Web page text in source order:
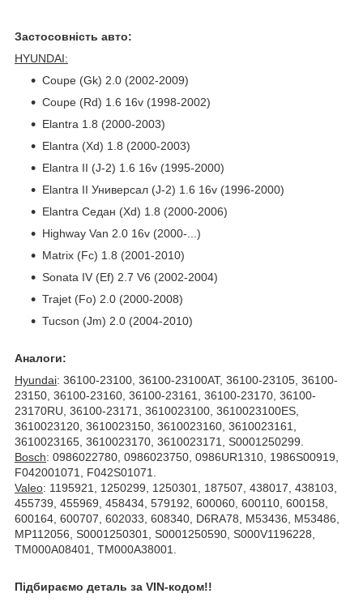
Застосовність авто:
HYUNDAI:
Coupe (Gk) 2.0 (2002-2009)
Coupe (Rd) 1.6 16v (1998-2002)
Elantra 1.8 (2000-2003)
Elantra (Xd) 1.8 (2000-2003)
Elantra II (J-2) 1.6 16v (1995-2000)
Elantra II Универсал (J-2) 1.6 16v (1996-2000)
Elantra Седан (Xd) 1.8 (2000-2006)
Highway Van 2.0 16v (2000-...)
Matrix (Fc) 1.8 (2001-2010)
Sonata IV (Ef) 2.7 V6 (2002-2004)
Trajet (Fo) 2.0 (2000-2008)
Tucson (Jm) 2.0 (2004-2010)
Аналоги:
Hyundai: 36100-23100, 36100-23100AT, 36100-23105, 36100-
23150, 36100-23160, 36100-23161, 36100-23170, 36100-
23170RU, 36100-23171, 3610023100, 3610023100ES,
3610023120, 3610023150, 3610023160, 3610023161,
3610023165, 3610023170, 3610023171, S0001250299.
Bosch: 0986022780, 0986023750, 0986UR1310, 1986S00919,
F042001071, F042S01071.
Valeo: 1195921, 1250299, 1250301, 187507, 438017, 438103,
455739, 455969, 458434, 579192, 600060, 600110, 600158,
600164, 600707, 602033, 608340, D6RA78, M53436, M53486,
MP112056, S0001250301, S0001250590, S000V1196228,
TM000A08401, TM000A38001.
Підбираємо деталь за VIN-кодом!!